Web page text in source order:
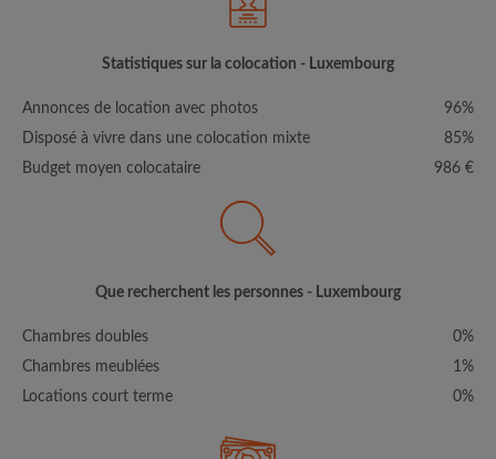
Statistiques sur la colocation - Luxembourg
Annonces de location avec photos
96%
Disposé à vivre dans une colocation mixte
85%
Budget moyen colocataire
986 €
Que recherchent les personnes - Luxembourg
Chambres doubles
0%
Chambres meublées
1%
Locations court terme
0%